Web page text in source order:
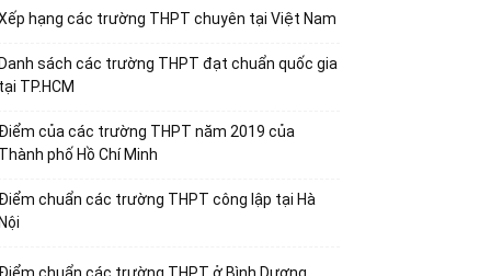
hạng các trường THPT chuyên tại Việt Nam
Danh sách các trường THPT đạt chuẩn quốc gia
tại TP.HCM
Điểm của các trường THPT năm 2019 của
Thành phố Hồ Chí Minh
Điểm chuẩn các trường THPT công lập tại Hà
Nội